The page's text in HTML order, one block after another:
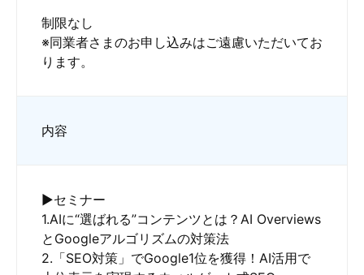
制限なし
※同業者さまのお申し込みはご遠慮いただいてお
ります。
内容
▶セミナー
1.AIに“選ばれる”コンテンツとは？AI Overviews
とGoogleアルゴリズムの対策法
2.「SEO対策」でGoogle1位を獲得！AI活用で